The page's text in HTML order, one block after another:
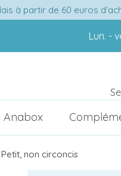
à partir de 60 euros
Lun. -
Anabox
non circoncis